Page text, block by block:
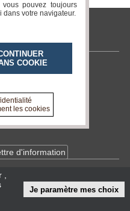
d'information
Je paramètre mes choix
pouvez toujours
dans votre navigateur.
COOKIE
les cookies